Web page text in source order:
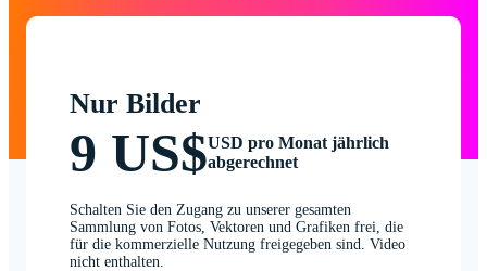
Nur Bilder
9 US$USD pro Monat jährlich
abgerechnet
Schalten Sie den Zugang zu unserer gesamten
Sammlung von Fotos, Vektoren und Grafiken frei, die
für die kommerzielle Nutzung freigegeben sind. Video
nicht enthalten.